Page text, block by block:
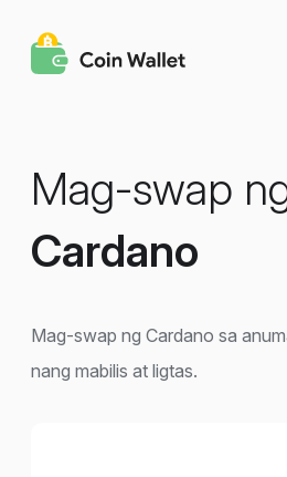
Mag-swap
Cardano
Mag-swap ng Cardano sa
nang mabilis at ligtas.